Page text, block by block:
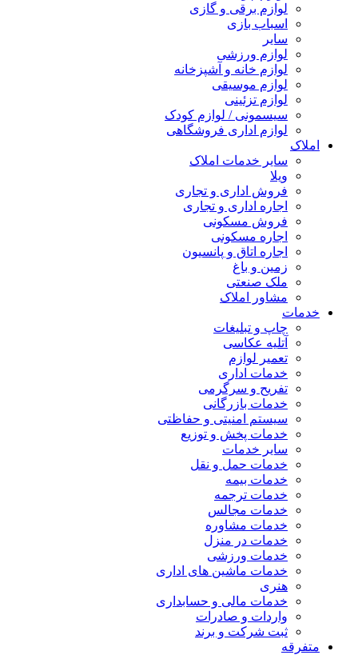
لوازم برقی و گازی
اسباب بازی
سایر
لوازم ورزشی
لوازم خانه و آشپزخانه
لوازم موسیقی
لوازم تزئینی
سیسمونی / لوازم کودک
لوازم اداری فروشگاهی
املاک
سایر خدمات املاک
ویلا
فروش اداری و تجاری
اجاره اداری و تجاری
فروش مسکونی
اجاره مسکونی
اجاره اتاق و پانسیون
زمین و باغ
ملک صنعتی
مشاور املاک
خدمات
چاپ و تبلیغات
آتلیه عکاسی
تعمیر لوازم
خدمات اداری
تفریح و سرگرمی
خدمات بازرگانی
سیستم امنیتی و حفاظتی
خدمات پخش و توزیع
سایر خدمات
خدمات حمل و نقل
خدمات بیمه
خدمات ترجمه
خدمات مجالس
خدمات مشاوره
خدمات در منزل
خدمات ورزشی
خدمات ماشین های اداری
هنری
خدمات مالی و حسابداری
واردات و صادرات
ثبت شرکت و برند
متفرقه